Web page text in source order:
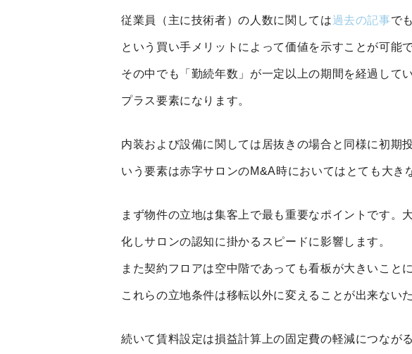
従業員（主に技術者）の人数に関しては過去の記事で
という買い手メリットによって価値を示すことが可能で
その中でも「勤続年数」が一定以上の期間を経過して
プラス要素になります。
内装および設備に関しては居抜きの場合と同様に初期
いう要素は赤字サロンのM&A時においてはとても大き
まず物件の立地は集客上で最も重要なポイントです
化しサロンの認知に掛かるスピードに影響します。
また契約フロアは空中階であっても看板が大きいこと
これらの立地条件は移転以外に変えることが出来ない
続いて賃料設定は損益計算上の固定費の軽減につなが